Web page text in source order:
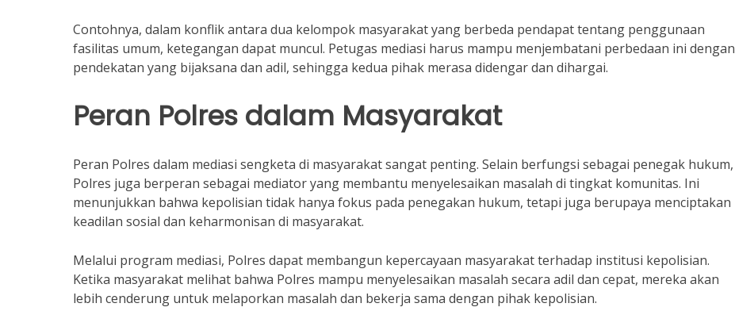
Contohnya, dalam konflik antara dua kelompok masyarakat yang berbeda pendapat tentang penggunaan
fasilitas umum, ketegangan dapat muncul. Petugas mediasi harus mampu menjembatani perbedaan ini dengan
pendekatan yang bijaksana dan adil, sehingga kedua pihak merasa didengar dan dihargai.
Peran Polres dalam Masyarakat
Peran Polres dalam mediasi sengketa di masyarakat sangat penting. Selain berfungsi sebagai penegak hukum,
Polres juga berperan sebagai mediator yang membantu menyelesaikan masalah di tingkat komunitas. Ini
menunjukkan bahwa kepolisian tidak hanya fokus pada penegakan hukum, tetapi juga berupaya menciptakan
keadilan sosial dan keharmonisan di masyarakat.
Melalui program mediasi, Polres dapat membangun kepercayaan masyarakat terhadap institusi kepolisian.
Ketika masyarakat melihat bahwa Polres mampu menyelesaikan masalah secara adil dan cepat, mereka akan
lebih cenderung untuk melaporkan masalah dan bekerja sama dengan pihak kepolisian.